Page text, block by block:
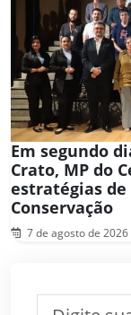
Em segundo
Crato, MP do
estratégias de
Conservação
7 de agosto de 2026